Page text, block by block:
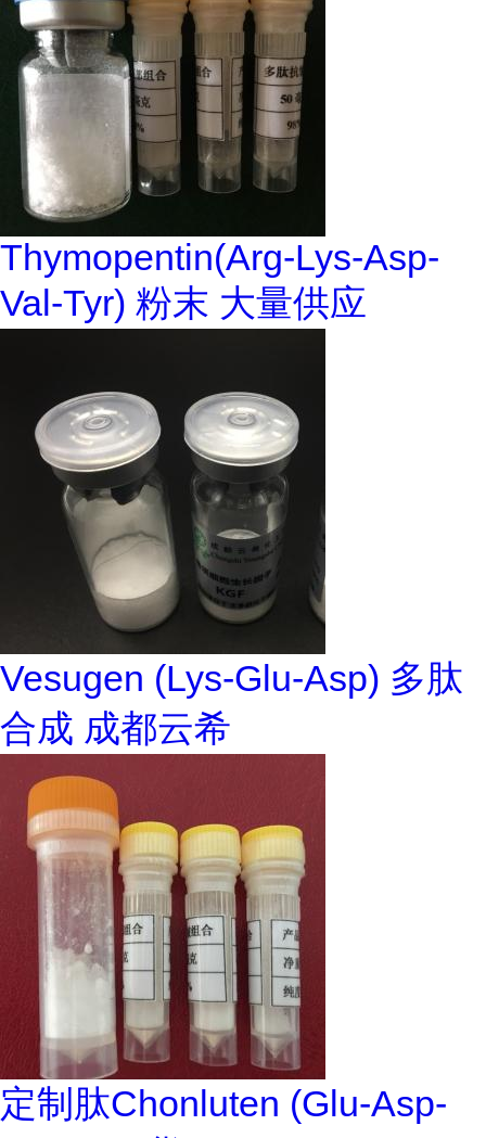
Thymopentin(Arg-Lys-Asp-
Val-Tyr) 粉末 大量供应
Vesugen (Lys-Glu-Asp) 多肽
合成 成都云希
定制肽Chonluten (Glu-Asp-